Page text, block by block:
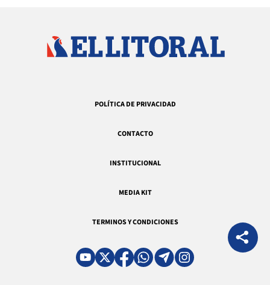
POLÍTICA DE PRIVACIDAD
CONTACTO
INSTITUCIONAL
MEDIA KIT
TERMINOS Y CONDICIONES